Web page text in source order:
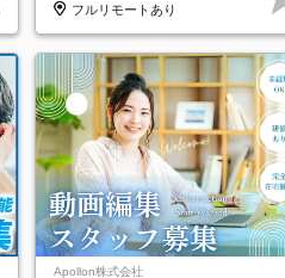
フルリモートあり
Apollon株式会社